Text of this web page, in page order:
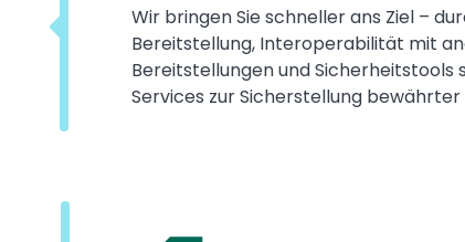
Wir bringen Sie schneller ans Ziel –
Bereitstellung, Interoperabilität mit
Bereitstellungen und Sicherheitstools
Services zur Sicherstellung